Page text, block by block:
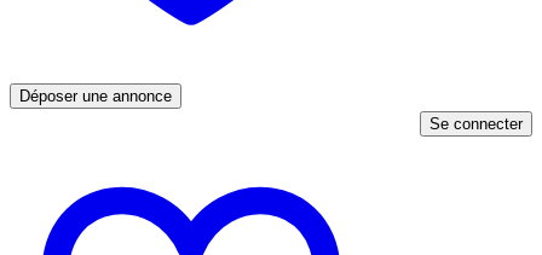
Déposer une annonce
Se connecter